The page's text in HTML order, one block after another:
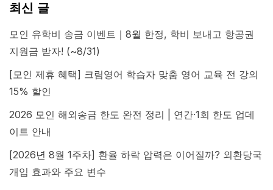
최신 글
모인 유학비 송금 이벤트｜8월 한정, 학비 보내고 항공권
지원금 받자! (~8/31)
[모인 제휴 혜택] 크림영어 학습자 맞춤 영어 교육 전 강의
15% 할인
2026 모인 해외송금 한도 완전 정리 | 연간·1회 한도 업데
이트 안내
[2026년 8월 1주차] 환율 하락 압력은 이어질까? 외환당국
개입 효과와 주요 변수